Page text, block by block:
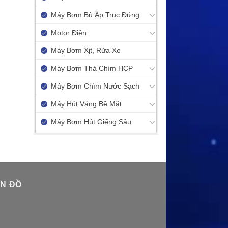
Máy Bơm Bù Áp Trục Đứng
Motor Điện
Máy Bơm Xịt, Rửa Xe
Máy Bơm Thả Chìm HCP
Máy Bơm Chìm Nước Sạch
Máy Hút Váng Bề Mặt
Máy Bơm Hút Giếng Sâu
ĐỒ